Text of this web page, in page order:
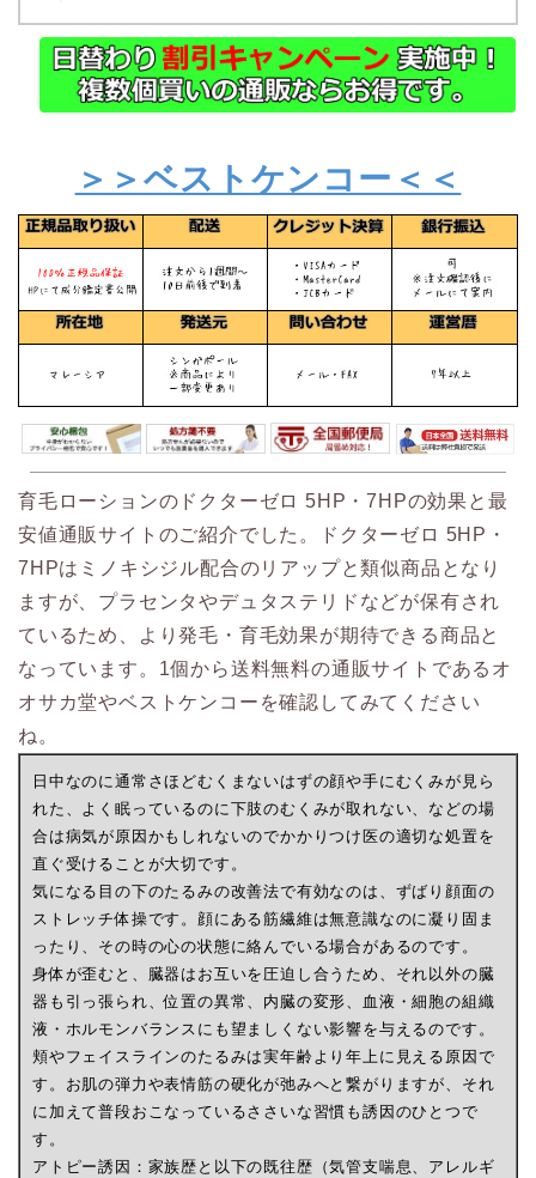
＞＞ベストケンコー＜＜
育毛ローションのドクターゼロ 5HP・7HPの効果と最
安値通販サイトのご紹介でした。ドクターゼロ 5HP・
7HPはミノキシジル配合のリアップと類似商品となり
ますが、プラセンタやデュタステリドなどが保有され
ているため、より発毛・育毛効果が期待できる商品と
なっています。1個から送料無料の通販サイトであるオ
オサカ堂やベストケンコーを確認してみてください
ね。
日中なのに通常さほどむくまないはずの顔や手にむくみが見ら
れた、よく眠っているのに下肢のむくみが取れない、などの場
合は病気が原因かもしれないのでかかりつけ医の適切な処置を
直ぐ受けることが大切です。
気になる目の下のたるみの改善法で有効なのは、ずばり顔面の
ストレッチ体操です。顔にある筋繊維は無意識なのに凝り固ま
ったり、その時の心の状態に絡んでいる場合があるのです。
身体が歪むと、臓器はお互いを圧迫し合うため、それ以外の臓
器も引っ張られ、位置の異常、内臓の変形、血液・細胞の組織
液・ホルモンバランスにも望ましくない影響を与えるのです。
頬やフェイスラインのたるみは実年齢より年上に見える原因で
す。お肌の弾力や表情筋の硬化が弛みへと繋がりますが、それ
に加えて普段おこなっているささいな習慣も誘因のひとつで
す。
アトピー誘因：家族歴と以下の既往歴（気管支喘息、アレルギ